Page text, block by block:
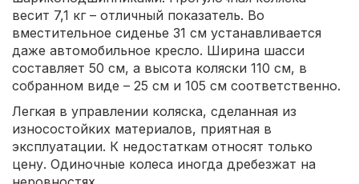
весит 7,1 кг – отличный показатель. Во
вместительное сиденье 31 см устанавливается
даже автомобильное кресло. Ширина шасси
составляет 50 см, а высота коляски 110 см, в
собранном виде – 25 см и 105 см соответственно.
Легкая в управлении коляска, сделанная из
износостойких материалов, приятная в
эксплуатации. К недостаткам относят только
цену. Одиночные колеса иногда дребезжат на